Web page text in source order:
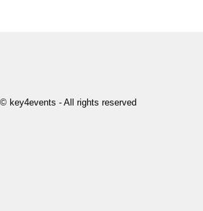
key4events - All rights reserved